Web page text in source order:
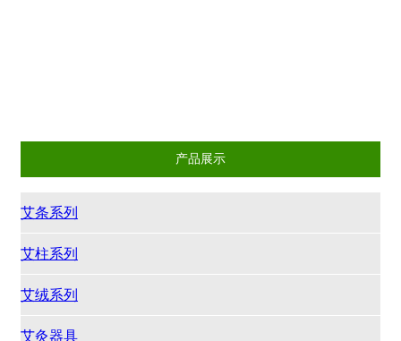
产品展示
艾条系列
艾柱系列
艾绒系列
艾灸器具